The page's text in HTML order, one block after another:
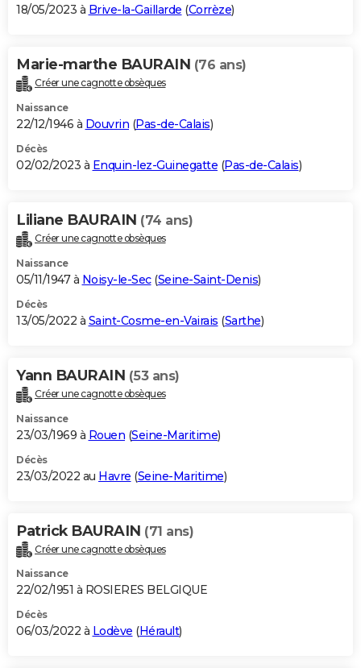
18/05/2023 à Brive-la-Gaillarde (Corrèze)
Marie-marthe BAURAIN (76 ans)
Créer une cagnotte obsèques
Naissance
22/12/1946 à Douvrin (Pas-de-Calais)
Décès
02/02/2023 à Enquin-lez-Guinegatte (Pas-de-Calais)
Liliane BAURAIN (74 ans)
Créer une cagnotte obsèques
Naissance
05/11/1947 à Noisy-le-Sec(Seine-Saint-Denis)
Décès
13/05/2022 à Saint-Cosme-en-Vairais (Sarthe)
Yann BAURAIN (53 ans)
Créer une cagnotte obsèques
Naissance
23/03/1969 à Rouen (Seine-Maritime)
Décès
23/03/2022 au Havre (Seine-Maritime)
Patrick BAURAIN (71 ans)
Créer une cagnotte obsèques
Naissance
22/02/1951 à ROSIERES BELGIQUE
Décès
06/03/2022 à Lodève (Hérault)